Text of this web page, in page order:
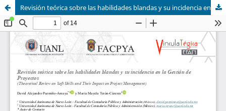
Revisión teórica sobre las habilidades blandas y su incidencia en la Gestión de Proyectos